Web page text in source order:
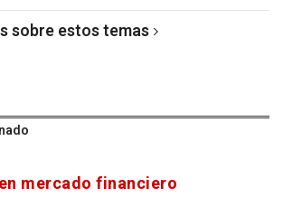
sobre estos temas
mercado financiero